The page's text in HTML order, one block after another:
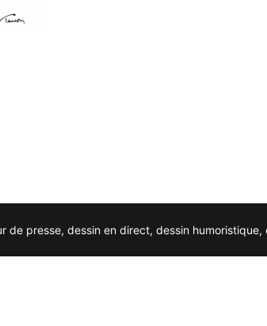
de presse, dessin en direct, dessin humoristique,